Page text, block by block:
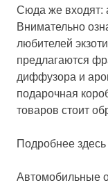
Сюда же входят:
Внимательно
любителей
предлагаются
диффузора и
подарочная
товаров стоит
Подробнее здесь
Автомобильные